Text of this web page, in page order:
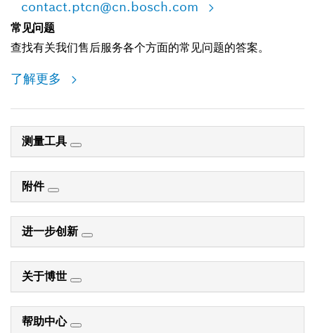
contact.ptcn@cn.bosch.com
常见问题
查找有关我们售后服务各个方面的常见问题的答案。
了解更多
测量工具
附件
进一步创新
关于博世
帮助中心